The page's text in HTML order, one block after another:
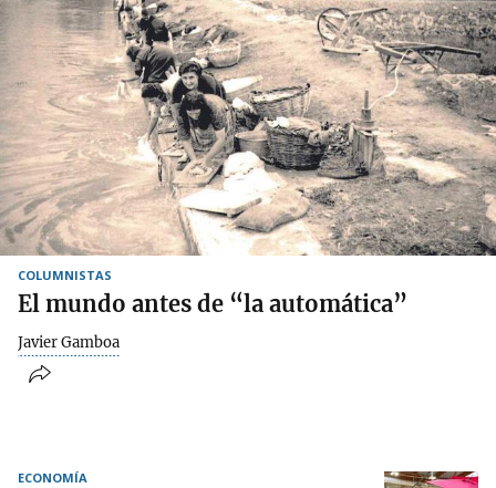
COLUMNISTAS
El mundo antes de “la automática”
Javier Gamboa
ECONOMÍA